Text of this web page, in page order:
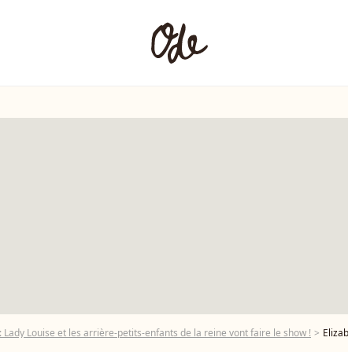
Lady Louise et les arrière-petits-enfants de la reine vont faire le show ! Elizabeth II